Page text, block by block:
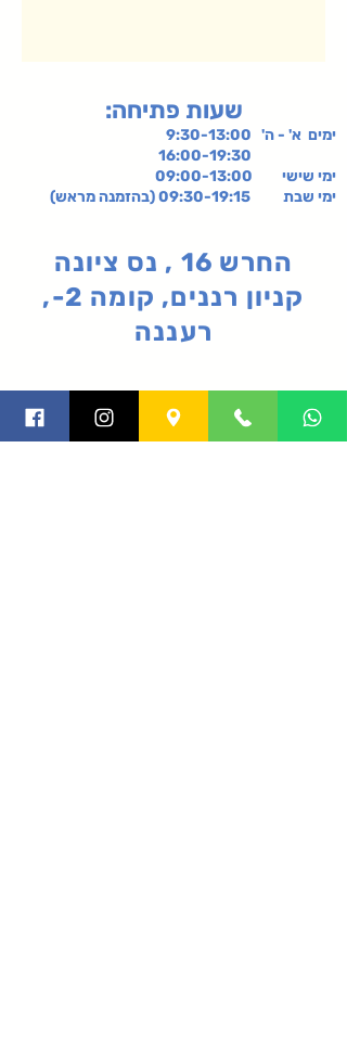
:שעות פתיחה
ימים א' - ה' 9:30-13:00
ימי שישי 09:00-13:00
ימי שבת 09:30-19:15 (בהזמנה מראש)
החרש 16 , נס ציונה
קניון רננים, קומה 2-,
רעננה